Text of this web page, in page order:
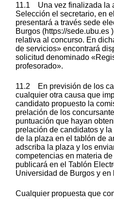
11.1 Una vez finalizada la
Selección el secretario, en
presentará a través sede
Burgos (https://sede.ubu.es
relativa al concurso. En
de servicios» encontrará
solicitud denominado
profesorado».
11.2 En previsión de los
cualquier otra causa que
candidato propuesto la
prelación de los
puntuación que hayan
prelación de candidatos y
de la plaza en el tablón de
adscriba la plaza y los
competencias en materia
publicará en el Tablón
Universidad de Burgos y en
Cualquier propuesta que